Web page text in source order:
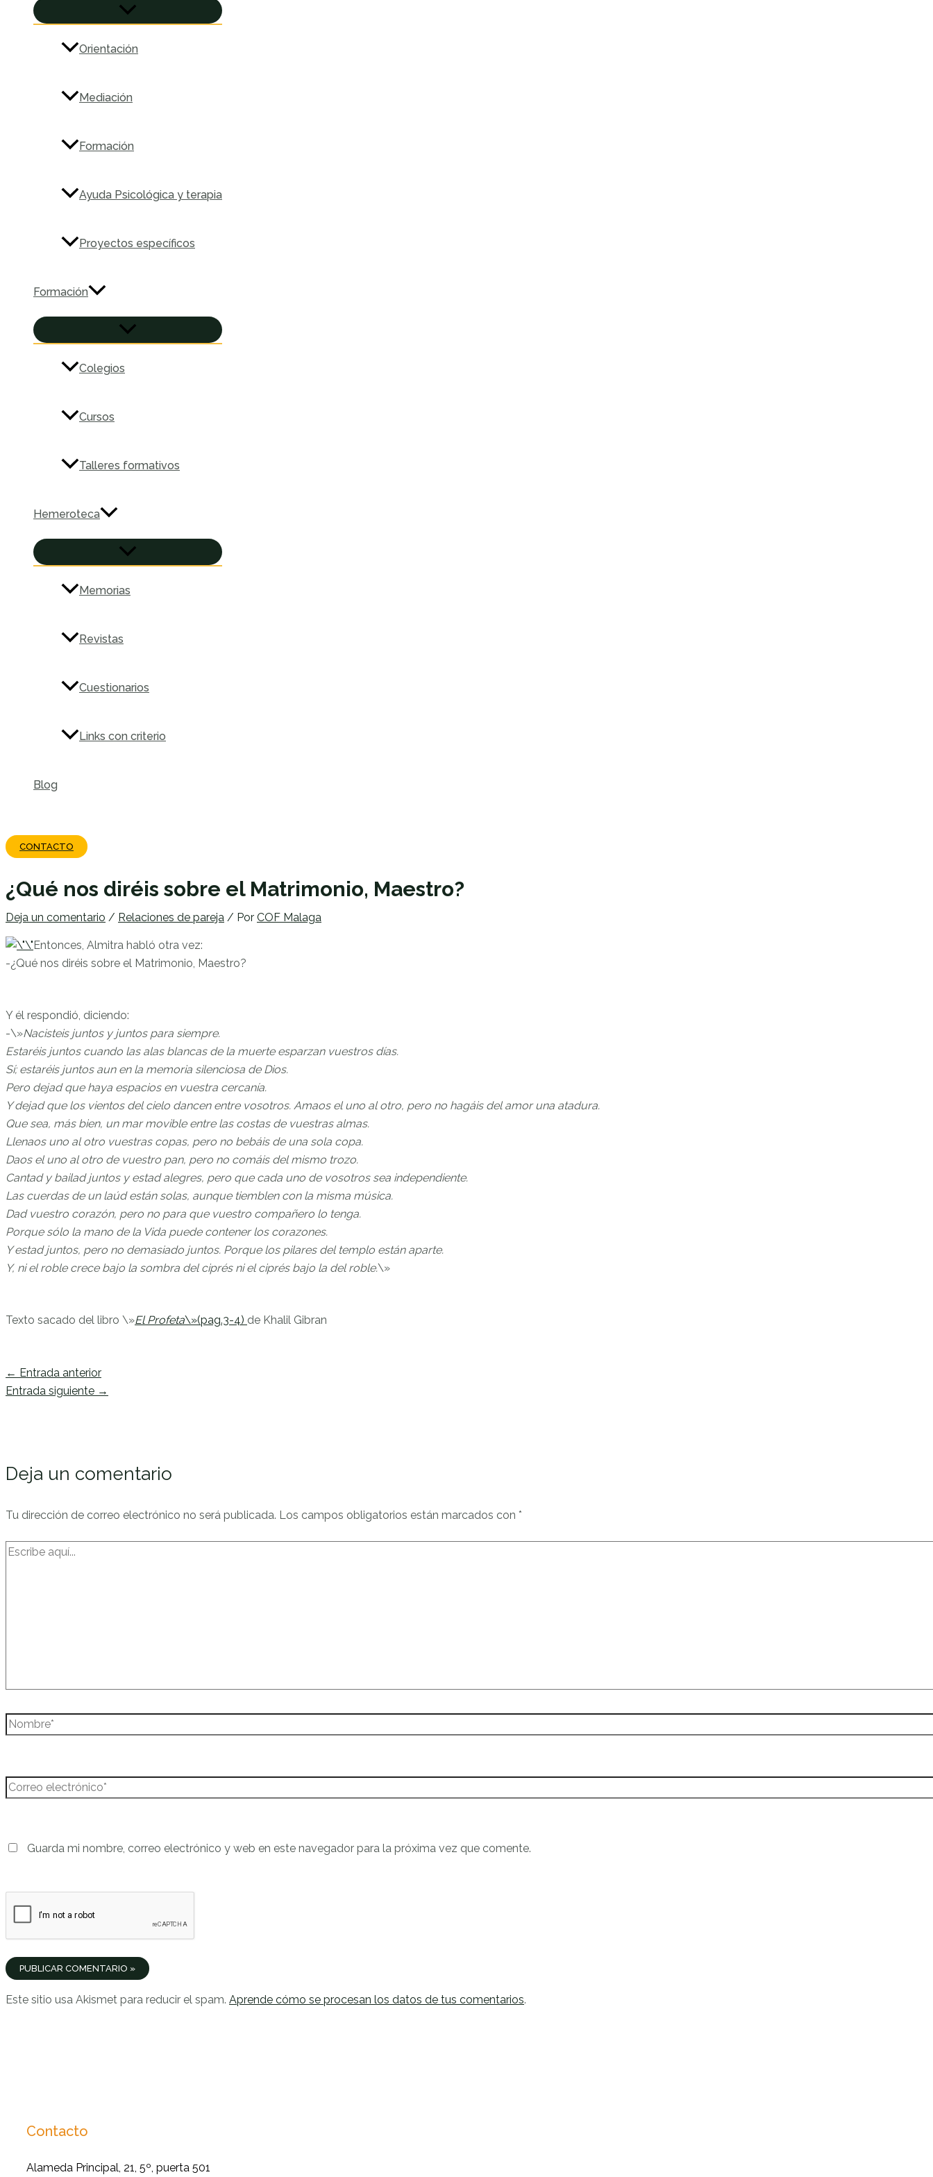
ALTERNAR
MENÚ
Orientación
Mediación
Formación
Ayuda Psicológica y terapia
Proyectos específicos
Formación
ALTERNAR
MENÚ
Colegios
Cursos
Talleres formativos
Hemeroteca
ALTERNAR
MENÚ
Memorias
Revistas
Cuestionarios
Links con criterio
Blog
CONTACTO
¿Qué nos diréis sobre el Matrimonio, Maestro?
Deja un comentario / Relaciones de pareja / Por COF Malaga
Entonces, Almitra habló otra vez:
-¿Qué nos diréis sobre el Matrimonio, Maestro?
Y él respondió, diciendo:
-\»Nacisteis juntos y juntos para siempre.
Estaréis juntos cuando las alas blancas de la muerte esparzan vuestros días.
Sí; estaréis juntos aun en la memoria silenciosa de Dios.
Pero dejad que haya espacios en vuestra cercanía.
Y dejad que los vientos del cielo dancen entre vosotros. Amaos el uno al otro, pero no hagáis del amor una atadura.
Que sea, más bien, un mar movible entre las costas de vuestras almas.
Llenaos uno al otro vuestras copas, pero no bebáis de una sola copa.
Daos el uno al otro de vuestro pan, pero no comáis del mismo trozo.
Cantad y bailad juntos y estad alegres, pero que cada uno de vosotros sea independiente.
Las cuerdas de un laúd están solas, aunque tiemblen con la misma música.
Dad vuestro corazón, pero no para que vuestro compañero lo tenga.
Porque sólo la mano de la Vida puede contener los corazones.
Y estad juntos, pero no demasiado juntos. Porque los pilares del templo están aparte.
Y, ni el roble crece bajo la sombra del ciprés ni el ciprés bajo la del roble.\»
Texto sacado del libro \»El Profeta\»(pag.3-4) de Khalil Gibran
Navegación
de
← Entrada anterior
Entrada siguiente →
Deja un comentario
Tu dirección de correo electrónico no será publicada. Los campos obligatorios están marcados con *
Escribe
Nombre*
Correo
electrónico*
Guarda mi nombre, correo electrónico y web en este navegador para la próxima vez que comente.
Este sitio usa Akismet para reducir el spam. Aprende cómo se procesan los datos de tus comentarios.
Contacto
Alameda Principal, 21, 5º, puerta 501